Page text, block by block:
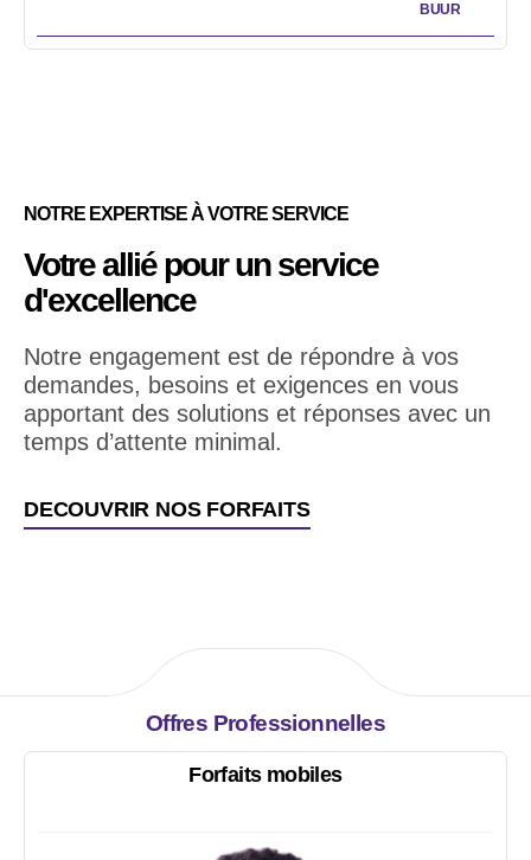
BUUR
NOTRE EXPERTISE À VOTRE SERVICE
Votre allié pour un service
d'excellence
Notre engagement est de répondre à vos
demandes, besoins et exigences en vous
apportant des solutions et réponses avec un
temps d’attente minimal.
DECOUVRIR NOS FORFAITS
Offres Professionnelles
Forfaits mobiles